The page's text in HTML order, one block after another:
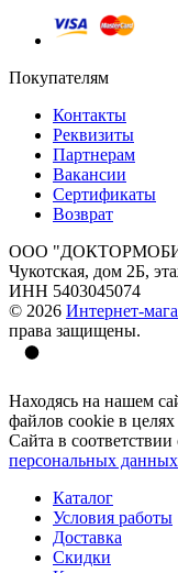
Покупателям
Контакты
Реквизиты
Партнерам
Вакансии
Сертификаты
Возврат
ООО "ДОКТОРМОБИЛ"
Чукотская, дом 2Б,
ИНН 5403045074
© 2026 Интернет-
права защищены.
Находясь на нашем
файлов cookie в
Сайта в соответствии
персональных
Каталог
Условия работы
Доставка
Скидки